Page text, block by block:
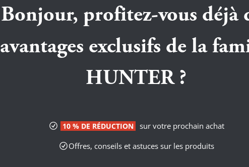
Bonjour, profitez-vous déjà
avantages exclusifs de la
HUNTER ?
10 % DE RÉDUCTION
sur votre prochain achat
Offres, conseils et astuces sur les produits